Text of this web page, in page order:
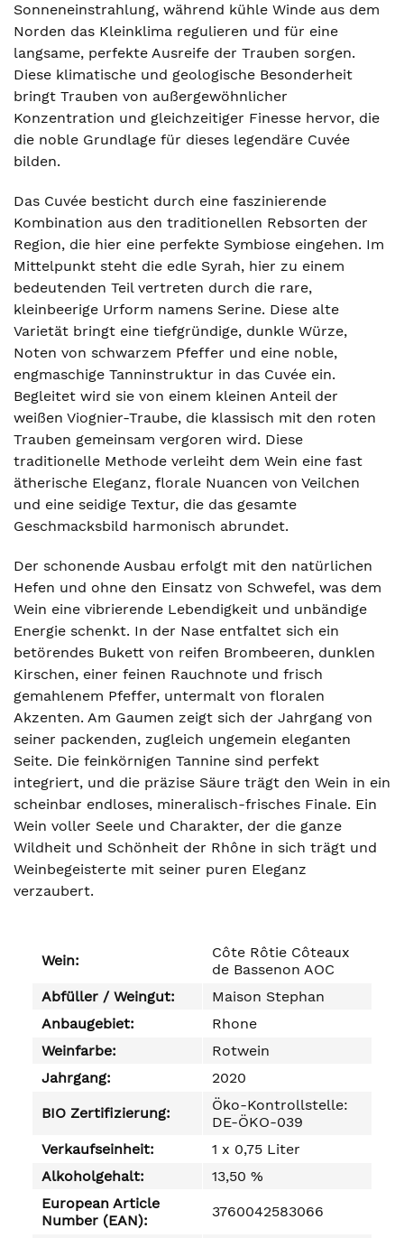
Sonneneinstrahlung, während kühle Winde aus dem
Norden das Kleinklima regulieren und für eine
langsame, perfekte Ausreife der Trauben sorgen.
Diese klimatische und geologische Besonderheit
bringt Trauben von außergewöhnlicher
Konzentration und gleichzeitiger Finesse hervor, die
die noble Grundlage für dieses legendäre Cuvée
bilden.
Das Cuvée besticht durch eine faszinierende
Kombination aus den traditionellen Rebsorten der
Region, die hier eine perfekte Symbiose eingehen. Im
Mittelpunkt steht die edle Syrah, hier zu einem
bedeutenden Teil vertreten durch die rare,
kleinbeerige Urform namens Serine. Diese alte
Varietät bringt eine tiefgründige, dunkle Würze,
Noten von schwarzem Pfeffer und eine noble,
engmaschige Tanninstruktur in das Cuvée ein.
Begleitet wird sie von einem kleinen Anteil der
weißen Viognier-Traube, die klassisch mit den roten
Trauben gemeinsam vergoren wird. Diese
traditionelle Methode verleiht dem Wein eine fast
ätherische Eleganz, florale Nuancen von Veilchen
und eine seidige Textur, die das gesamte
Geschmacksbild harmonisch abrundet.
Der schonende Ausbau erfolgt mit den natürlichen
Hefen und ohne den Einsatz von Schwefel, was dem
Wein eine vibrierende Lebendigkeit und unbändige
Energie schenkt. In der Nase entfaltet sich ein
betörendes Bukett von reifen Brombeeren, dunklen
Kirschen, einer feinen Rauchnote und frisch
gemahlenem Pfeffer, untermalt von floralen
Akzenten. Am Gaumen zeigt sich der Jahrgang von
seiner packenden, zugleich ungemein eleganten
Seite. Die feinkörnigen Tannine sind perfekt
integriert, und die präzise Säure trägt den Wein in ein
scheinbar endloses, mineralisch-frisches Finale. Ein
Wein voller Seele und Charakter, der die ganze
Wildheit und Schönheit der Rhône in sich trägt und
Weinbegeisterte mit seiner puren Eleganz
verzaubert.
Wein:
Côte Rôtie Côteaux
de Bassenon AOC
Abfüller / Weingut:
Maison Stephan
Anbaugebiet:
Rhone
Weinfarbe:
Rotwein
Jahrgang:
2020
BIO Zertifizierung:
Öko-Kontrollstelle:
DE-ÖKO-039
Verkaufseinheit:
1 x 0,75 Liter
Alkoholgehalt:
13,50 %
European Article
Number (EAN):
3760042583066